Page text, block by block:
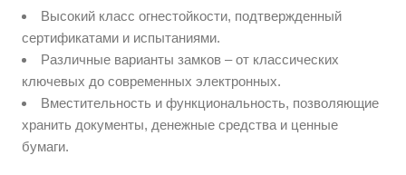
Высокий класс огнестойкости, подтвержденный
сертификатами и испытаниями.
Различные варианты замков – от классических
ключевых до современных электронных.
Вместительность и функциональность, позволяющие
хранить документы, денежные средства и ценные
бумаги.